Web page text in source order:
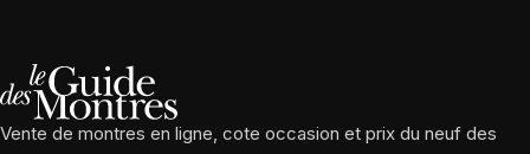
Vente de montres en ligne, cote occasion et prix du neuf des